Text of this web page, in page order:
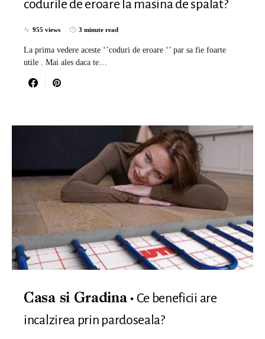
codurile de eroare la masina de spalat?
955 views 3 minute read
La prima vedere aceste ‘’coduri de eroare ‘’ par sa fie foarte
utile . Mai ales daca te…
Casa si Gradina
Ce beneficii are
incalzirea prin pardoseala?